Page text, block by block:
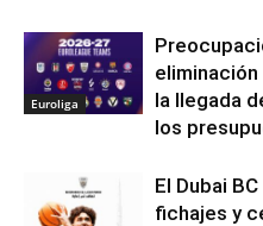
Euroliga
la llegada
los
El Dubai
fichajes y